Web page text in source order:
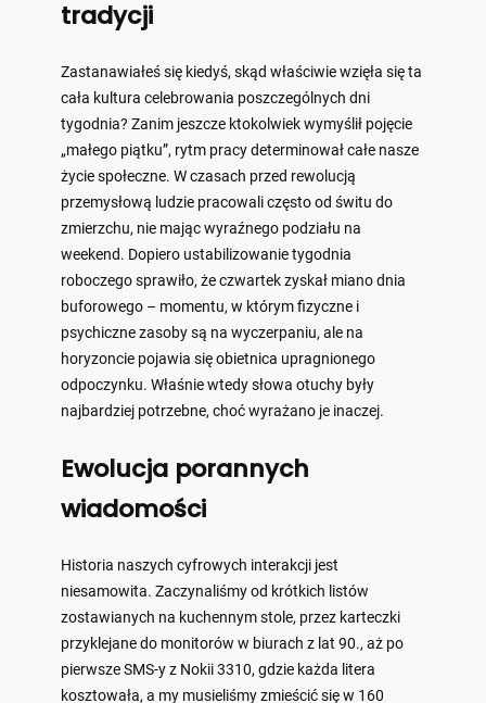
tradycji
Zastanawiałeś się kiedyś, skąd właściwie wzięła się ta
cała kultura celebrowania poszczególnych dni
tygodnia? Zanim jeszcze ktokolwiek wymyślił pojęcie
„małego piątku”, rytm pracy determinował całe nasze
życie społeczne. W czasach przed rewolucją
przemysłową ludzie pracowali często od świtu do
zmierzchu, nie mając wyraźnego podziału na
weekend. Dopiero ustabilizowanie tygodnia
roboczego sprawiło, że czwartek zyskał miano dnia
buforowego – momentu, w którym fizyczne i
psychiczne zasoby są na wyczerpaniu, ale na
horyzoncie pojawia się obietnica upragnionego
odpoczynku. Właśnie wtedy słowa otuchy były
najbardziej potrzebne, choć wyrażano je inaczej.
Ewolucja porannych
wiadomości
Historia naszych cyfrowych interakcji jest
niesamowita. Zaczynaliśmy od krótkich listów
zostawianych na kuchennym stole, przez karteczki
przyklejane do monitorów w biurach z lat 90., aż po
pierwsze SMS-y z Nokii 3310, gdzie każda litera
kosztowała, a my musieliśmy zmieścić się w 160